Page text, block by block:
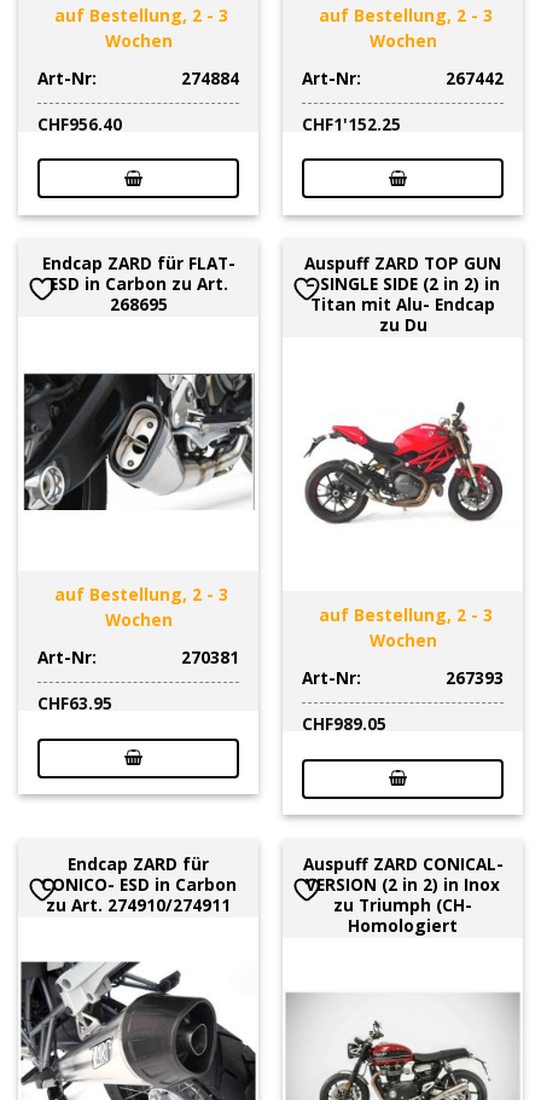
auf Bestellung, 2 - 3
Wochen
Art-Nr:
274884
CHF956.40
auf Bestellung, 2 - 3
Wochen
Art-Nr:
267442
CHF1'152.25
Endcap ZARD für FLAT-
ESD in Carbon zu Art.
268695
auf Bestellung, 2 - 3
Wochen
Art-Nr:
270381
CHF63.95
Auspuff ZARD TOP GUN
– SINGLE SIDE (2 in 2) in
Titan mit Alu- Endcap
zu Du
auf Bestellung, 2 - 3
Wochen
Art-Nr:
267393
CHF989.05
Endcap ZARD für
CONICO- ESD in Carbon
zu Art. 274910/274911
Auspuff ZARD CONICAL-
VERSION (2 in 2) in Inox
zu Triumph (CH-
Homologiert